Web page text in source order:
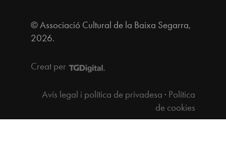
© Associació Cultural de la Baixa Segarra,
2026.
Creat per
Avís legal i política de privadesa · Política
de cookies